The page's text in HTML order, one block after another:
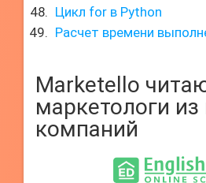
Цикл for в Python
Расчет времени
Marketello
маркетологи из
компаний